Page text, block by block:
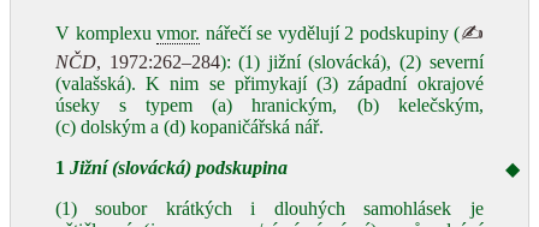
V komplexuvmor. nářečí se vydělují 2 podskupiny (✍
NČD, 1972:262–284): (1) jižní (slovácká), (2) severní
(valašská). K nim se přimykají (3) západní okrajové
úseky s typem (a) hranickým, (b) kelečským,
(c) dolským a (d) kopaničářská nář.
1 Jižní (slovácká) podskupina
(1) soubor krátkých i dlouhých samohlásek je
◆